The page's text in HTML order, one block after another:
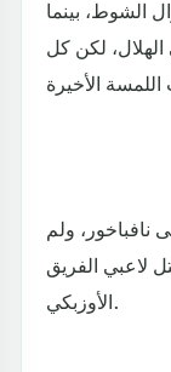
الشوط، بينما
لكن كل
نافباخور، ولم
لاعبي الفريق
الأوزبكي.